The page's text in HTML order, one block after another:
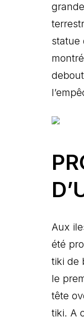
statue
Aux
été
tiki de
le
tête
tiki. A